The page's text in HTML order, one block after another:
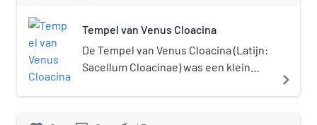
Tempel van Venus Cloacina
De Tempel van Venus Cloacina (Latijn:
Sacellum Cloacinae) was een klein
op het Forum Romanum in het oude
navigate_next